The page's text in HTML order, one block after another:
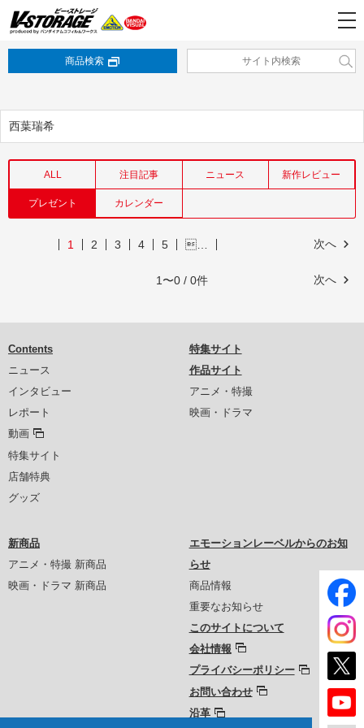
商品検索
西葉瑞希
ALL 注目記事 ニュース 新作レビュー
プレゼント カレンダー
次へ
1 2 3 4 5 …
次へ
1〜0 / 0件
Contents
ニュース
インタビュー
レポート
動画
特集サイト
店舗特典
グッズ
特集サイト
作品サイト
アニメ・特撮
映画・ドラマ
新商品
アニメ・特撮 新商品
映画・ドラマ 新商品
エモーションレーベルからのお知
らせ
商品情報
重要なお知らせ
このサイトについて
会社情報
プライバシーポリシー
お問い合わせ
沿革